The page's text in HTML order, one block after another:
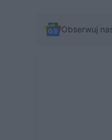
Obserwuj